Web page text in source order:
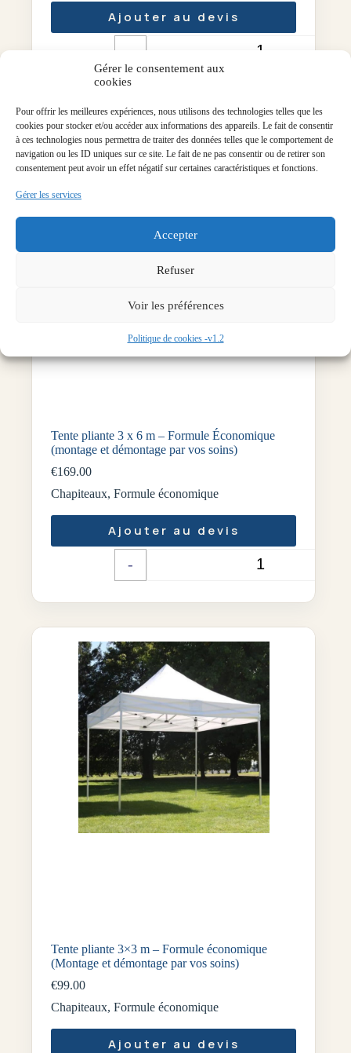
Gérer le consentement aux
cookies
Pour offrir les meilleures expériences, nous utilisons des technologies telles que les
cookies pour stocker et/ou accéder aux informations des appareils. Le fait de consentir
à ces technologies nous permettra de traiter des données telles que le comportement de
navigation ou les ID uniques sur ce site. Le fait de ne pas consentir ou de retirer son
consentement peut avoir un effet négatif sur certaines caractéristiques et fonctions.
Gérer les services
Accepter
Refuser
Voir les préférences
Politique de cookies -v1.2
Ajouter au devis
Tente pliante 3 x 6 m – Formule Économique
(montage et démontage par vos soins)
€169.00
Chapiteaux, Formule économique
-
Ajouter au devis
Tente pliante 3×3 m – Formule économique
(Montage et démontage par vos soins)
€99.00
Chapiteaux, Formule économique
Ajouter au devis